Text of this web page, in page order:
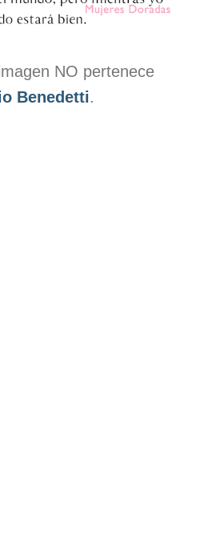
NO pertenece
Benedetti.